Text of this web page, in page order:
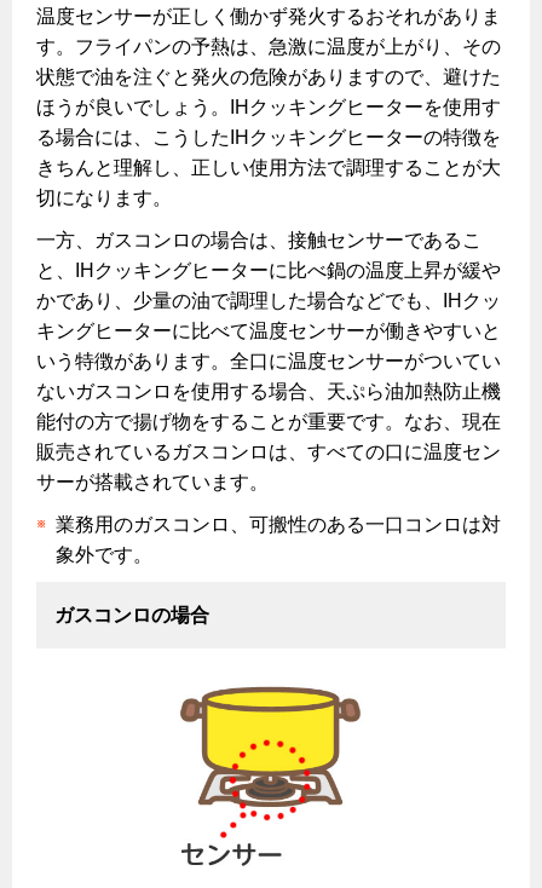
ガスメーターの役割と安全機能
古くなったガス管の交換のおすすめ
正しい接続で安全に
長期使用製品安全点検制度について
換気と給排気設備の注意点
冬季の注意
保安体制
保安体制について
ガス設備安全点検について
各種手続き
お引越しのときには
ガス使用開始のご案内
ガス使用停止のご案内
キッチン
ガスコンロ
オススメの商品一覧
最新ガスコンロの実力
グリル活用法
レンジフード
レンジフード
オーブン・炊飯器
オーブン
炊飯器
警報器
浴室暖房乾燥機・脱衣室
私たちのリフォーム
キッチンをリフォーム
バスルームをリフォーム
サニタリーをリフォーム
その他をリフォーム
リフォーム事例紹介
3つのあんしん宣言
テレビCM
スタッフ
リフォームの流れ
補助金について
リフォームのお知らせ
リフォームについてのお問い合わせ
電力の自由化について
長野都市ガスのでんきのポイント
電気料金 長野都市ガスでんきプラン
都市ガスでんき 従量電灯Ｂ
都市ガスでんき 従量電灯Ｃ
都市ガスでんき 低圧電力
電気料金の計算について
ご請求とお支払い
約款
電気料金のシミュレーション
ご契約・お手続き
Chef Ropia's JOYFUL CUISINE
ヤミーのレシピ帖
食育活動について
エコ・クッキング
料理教室レンタル
ホーム お知らせ
お問合わせ・資料請求 ショールーム
情報誌 企業情報
採用情報
温度センサーが正しく働かず発火するおそれがありま
す。フライパンの予熱は、急激に温度が上がり、その
状態で油を注ぐと発火の危険がありますので、避けた
ほうが良いでしょう。IHクッキングヒーターを使用す
る場合には、こうしたIHクッキングヒーターの特徴を
きちんと理解し、正しい使用方法で調理することが大
切になります。
一方、ガスコンロの場合は、接触センサーであるこ
と、IHクッキングヒーターに比べ鍋の温度上昇が緩や
かであり、少量の油で調理した場合などでも、IHクッ
キングヒーターに比べて温度センサーが働きやすいと
いう特徴があります。全口に温度センサーがついてい
ないガスコンロを使用する場合、天ぷら油加熱防止機
能付の方で揚げ物をすることが重要です。なお、現在
販売されているガスコンロは、すべての口に温度セン
サーが搭載されています。
業務用のガスコンロ、可搬性のある一口コンロは対
象外です。
ガスコンロの場合